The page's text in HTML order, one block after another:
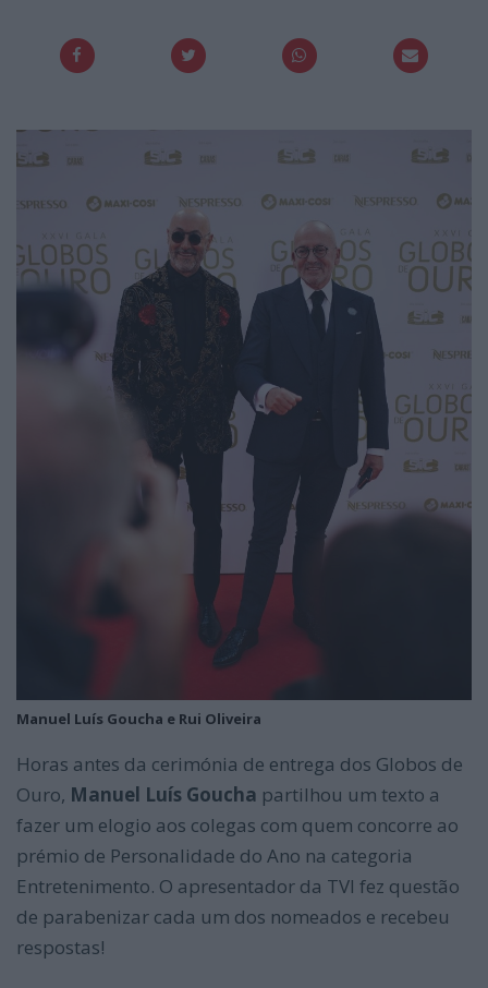
Manuel Luís Goucha e Rui Oliveira
Horas antes da cerimónia de entrega dos Globos de
Ouro, Manuel Luís Goucha partilhou um texto a
fazer um elogio aos colegas com quem concorre ao
prémio de Personalidade do Ano na categoria
Entretenimento. O apresentador da TVI fez questão
de parabenizar cada um dos nomeados e recebeu
respostas!